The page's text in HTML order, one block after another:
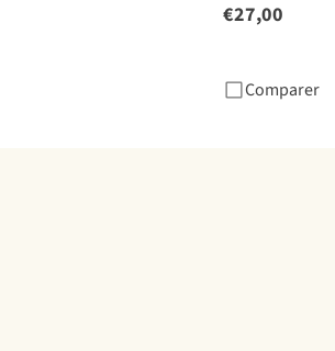
€27,00
Comparer